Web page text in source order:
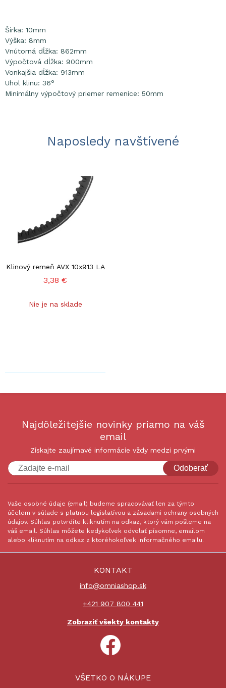
Šírka: 10mm
Výška: 8mm
Vnútorná dĺžka: 862mm
Výpočtová dĺžka: 900mm
Vonkajšia dĺžka: 913mm
Uhol klinu: 36°
Minimálny výpočtový priemer remenice: 50mm
Naposledy navštívené
Klinový remeň AVX 10x913 LA
3,38 €
Nie je na sklade
Najdôležitejšie novinky priamo na váš
email
Získajte zaujímavé informácie vždy medzi prvými
Odoberať
Vaše osobné údaje (email) budeme spracovávať len za týmto
účelom v súlade s platnou legislatívou a zásadami ochrany osobných
údajov. Súhlas potvrdíte kliknutím na odkaz, ktorý vám pošleme na
váš email. Súhlas môžete kedykoľvek odvolať písomne, emailom
alebo kliknutím na odkaz z ktoréhokoľvek informačného emailu.
KONTAKT
info@omniashop.sk
+421 907 800 441
Zobraziť všekty kontakty
VŠETKO O NÁKUPE